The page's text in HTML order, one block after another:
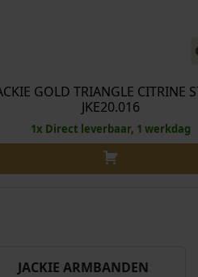
GOLD TRIANGLE CITRINE
JKE20.016
1x Direct leverbaar, 1 werkdag
JACKIE ARMBANDEN